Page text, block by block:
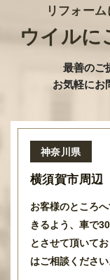
リフォー
ウイルに
最善のご
お気軽にお
神奈川県
横須賀市周辺
お客様のところ
きるよう 、 車で
とさせて頂いて
はご相談ください